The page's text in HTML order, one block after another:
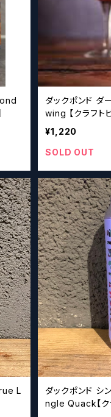
ダックポンド ダークウィ
wing 【クラフト
¥1,220
SOLD OUT
ダックポンド
ngle Quack【ク